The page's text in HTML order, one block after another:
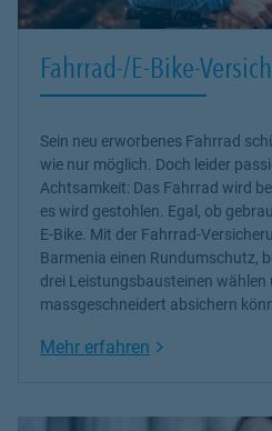
Fahrrad-/E-Bike-
Sein neu erworbenes Fahrrad
wie nur möglich. Doch leider
Achtsamkeit: Das Fahrrad wird
es wird gestohlen. Egal, ob
E-Bike. Mit der Fahrrad-
Barmenia einen Rundumschutz,
drei Leistungsbausteinen wählen
massgeschneidert absichern
Mehr erfahren Link Opens in